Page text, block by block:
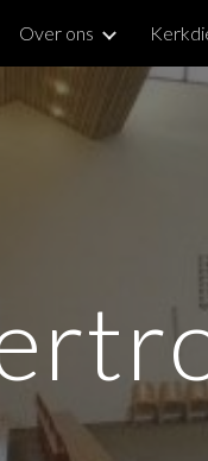
Skip
Over ons